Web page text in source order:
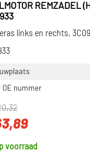
REMZADEL
links en rechts,
OE nummer
voorraad